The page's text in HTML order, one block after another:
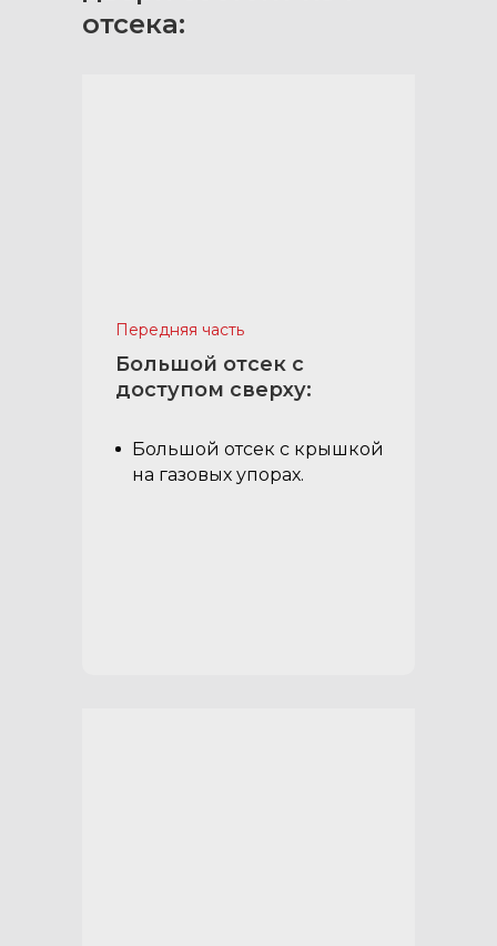
отсека:
Передняя часть
Большой отсек с
доступом сверху:
Большой отсек с крышкой
на газовых упорах.